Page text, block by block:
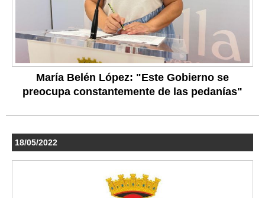
María Belén López: "Este Gobierno se
preocupa constantemente de las pedanías"
18/05/2022